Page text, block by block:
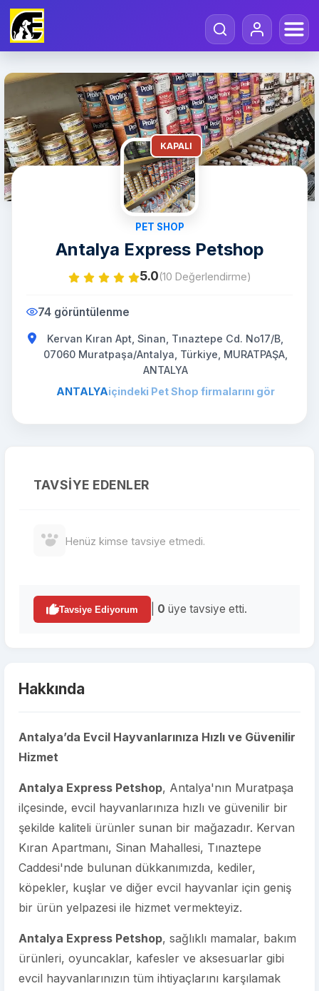
KAPALI
PET SHOP
Antalya Express Petshop
5.0(10 Değerlendirme)
74 görüntülenme
Kervan Kıran Apt, Sinan, Tınaztepe Cd. No17/B,
07060 Muratpaşa/Antalya, Türkiye, MURATPAŞA,
ANTALYA
ANTALYAiçindeki Pet Shop firmalarını gör
TAVSIYE EDENLER
Henüz kimse tavsiye etmedi.
Tavsiye Ediyorum 0 üye tavsiye etti.
Hakkında
Antalya’da Evcil Hayvanlarınıza Hızlı ve Güvenilir
Hizmet
Antalya Express Petshop, Antalya'nın Muratpaşa
ilçesinde, evcil hayvanlarınıza hızlı ve güvenilir bir
şekilde kaliteli ürünler sunan bir mağazadır. Kervan
Kıran Apartmanı, Sinan Mahallesi, Tınaztepe
Caddesi'nde bulunan dükkanımızda, kediler,
köpekler, kuşlar ve diğer evcil hayvanlar için geniş
bir ürün yelpazesi ile hizmet vermekteyiz.
Antalya Express Petshop, sağlıklı mamalar, bakım
ürünleri, oyuncaklar, kafesler ve aksesuarlar gibi
evcil hayvanlarınızın tüm ihtiyaçlarını karşılamak